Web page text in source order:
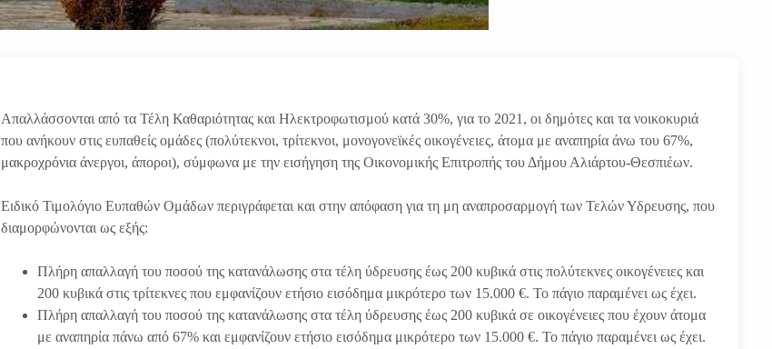
Απαλλάσσονται από τα Τέλη Καθαριότητας και Ηλεκτροφωτισμού κατά 30%, για το 2021, οι δημότες και τα νοικοκυριά
που ανήκουν στις ευπαθείς ομάδες (πολύτεκνοι, τρίτεκνοι, μονογονεϊκές οικογένειες, άτομα με αναπηρία άνω του 67%,
μακροχρόνια άνεργοι, άποροι), σύμφωνα με την εισήγηση της Οικονομικής Επιτροπής του Δήμου Αλιάρτου-Θεσπιέων.
Ειδικό Τιμολόγιο Ευπαθών Ομάδων περιγράφεται και στην απόφαση για τη μη αναπροσαρμογή των Τελών Υδρευσης, που
διαμορφώνονται ως εξής:
Πλήρη απαλλαγή του ποσού της κατανάλωσης στα τέλη ύδρευσης έως 200 κυβικά στις πολύτεκνες οικογένειες και
200 κυβικά στις τρίτεκνες που εμφανίζουν ετήσιο εισόδημα μικρότερο των 15.000 €. Το πάγιο παραμένει ως έχει.
Πλήρη απαλλαγή του ποσού της κατανάλωσης στα τέλη ύδρευσης έως 200 κυβικά σε οικογένειες που έχουν άτομα
με αναπηρία πάνω από 67% και εμφανίζουν ετήσιο εισόδημα μικρότερο των 15.000 €. Το πάγιο παραμένει ως έχει.